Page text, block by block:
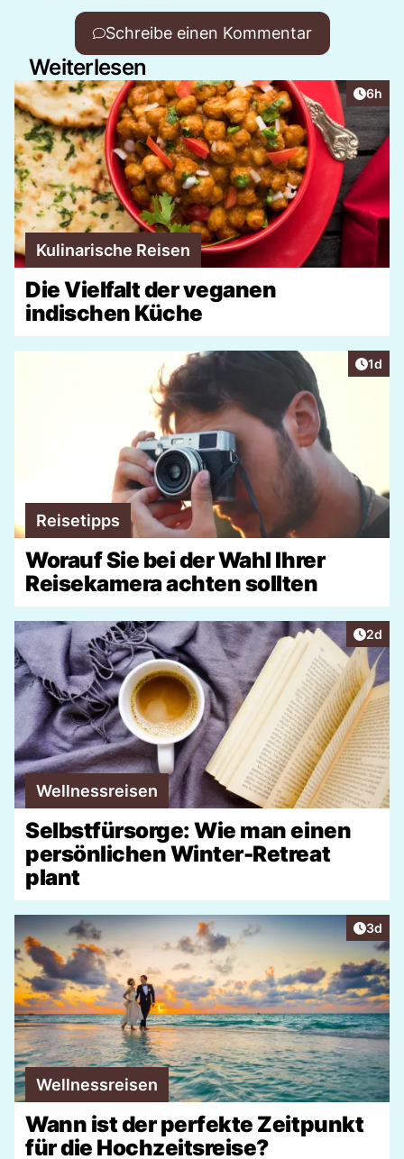
Schreibe einen Kommentar
Weiterlesen
6h
Kulinarische Reisen
Die Vielfalt der veganen
indischen Küche
1d
Reisetipps
Worauf Sie bei der Wahl Ihrer
Reisekamera achten sollten
2d
Wellnessreisen
Selbstfürsorge: Wie man einen
persönlichen Winter-Retreat
plant
3d
Wellnessreisen
Wann ist der perfekte Zeitpunkt
für die Hochzeitsreise?